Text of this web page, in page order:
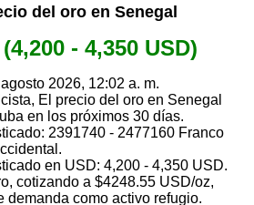
del oro en Senegal
- 4,350 USD)
2026, 12:02 a. m.
El precio del oro en Senegal
en los próximos 30 días.
2391740 - 2477160 Franco
en USD: 4,200 - 4,350 USD.
cotizando a $4248.55 USD/oz,
demanda como activo refugio.